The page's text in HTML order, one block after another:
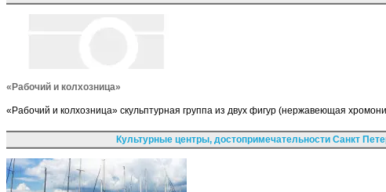
«Рабочий и колхозница»
«Рабочий и колхозница» скульптурная группа из двух фигур (нержавеющая
Культурные центры, достопримечательности Санкт